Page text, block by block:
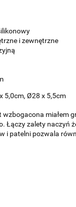
i zewnętrzne
5,0cm, Ø28 x 5,5cm
miałem
Łączy zalety
i patelni pozwala